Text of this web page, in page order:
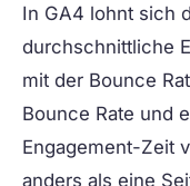
In GA4 lohnt sich
durchschnittliche
mit der Bounce
Bounce Rate und
Engagement-Zeit
anders als eine